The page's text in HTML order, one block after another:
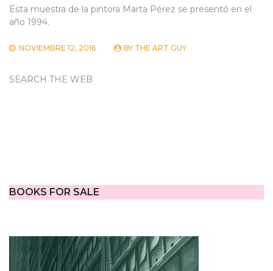
Esta muestra de la pintora Marta Pérez se presentó en el
año 1994.
NOVIEMBRE 12, 2016 BY THE ART GUY
SEARCH THE WEB
BOOKS FOR SALE